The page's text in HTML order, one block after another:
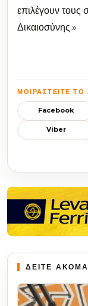
επιλέγουν τους
Δικαιοσύνης.»
ΜΟΙΡΑΣΤΕΊΤΕ ΤΟ
Facebook
Viber
ΔΕΙΤΕ ΑΚΟΜΑ